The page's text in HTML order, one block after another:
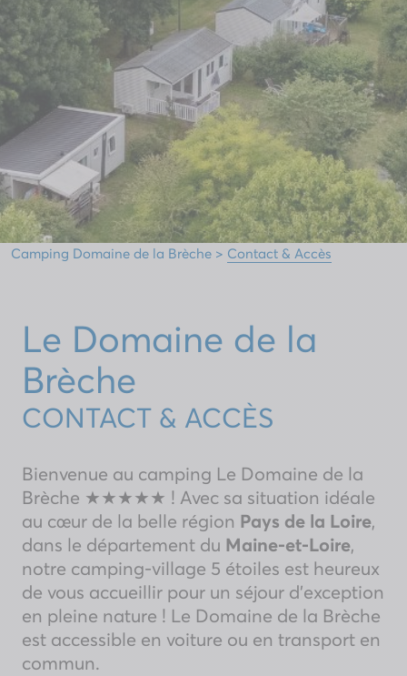
Camping Domaine de la Brèche > Contact & Accès
Le Domaine de la
Brèche
CONTACT & ACCÈS
Bienvenue au camping Le Domaine de la
Brèche ★★★★★ ! Avec sa situation idéale
au cœur de la belle région Pays de la Loire,
dans le département du Maine-et-Loire,
notre camping-village 5 étoiles est heureux
de vous accueillir pour un séjour d’exception
en pleine nature ! Le Domaine de la Brèche
est accessible en voiture ou en transport en
commun.